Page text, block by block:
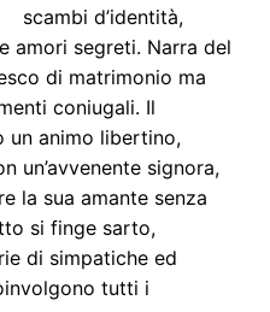
scambi d’identità,
amori segreti. Narra del
di matrimonio ma
coniugali. Il
un animo libertino,
un’avvenente signora,
la sua amante senza
si finge sarto,
di simpatiche ed
tutti i